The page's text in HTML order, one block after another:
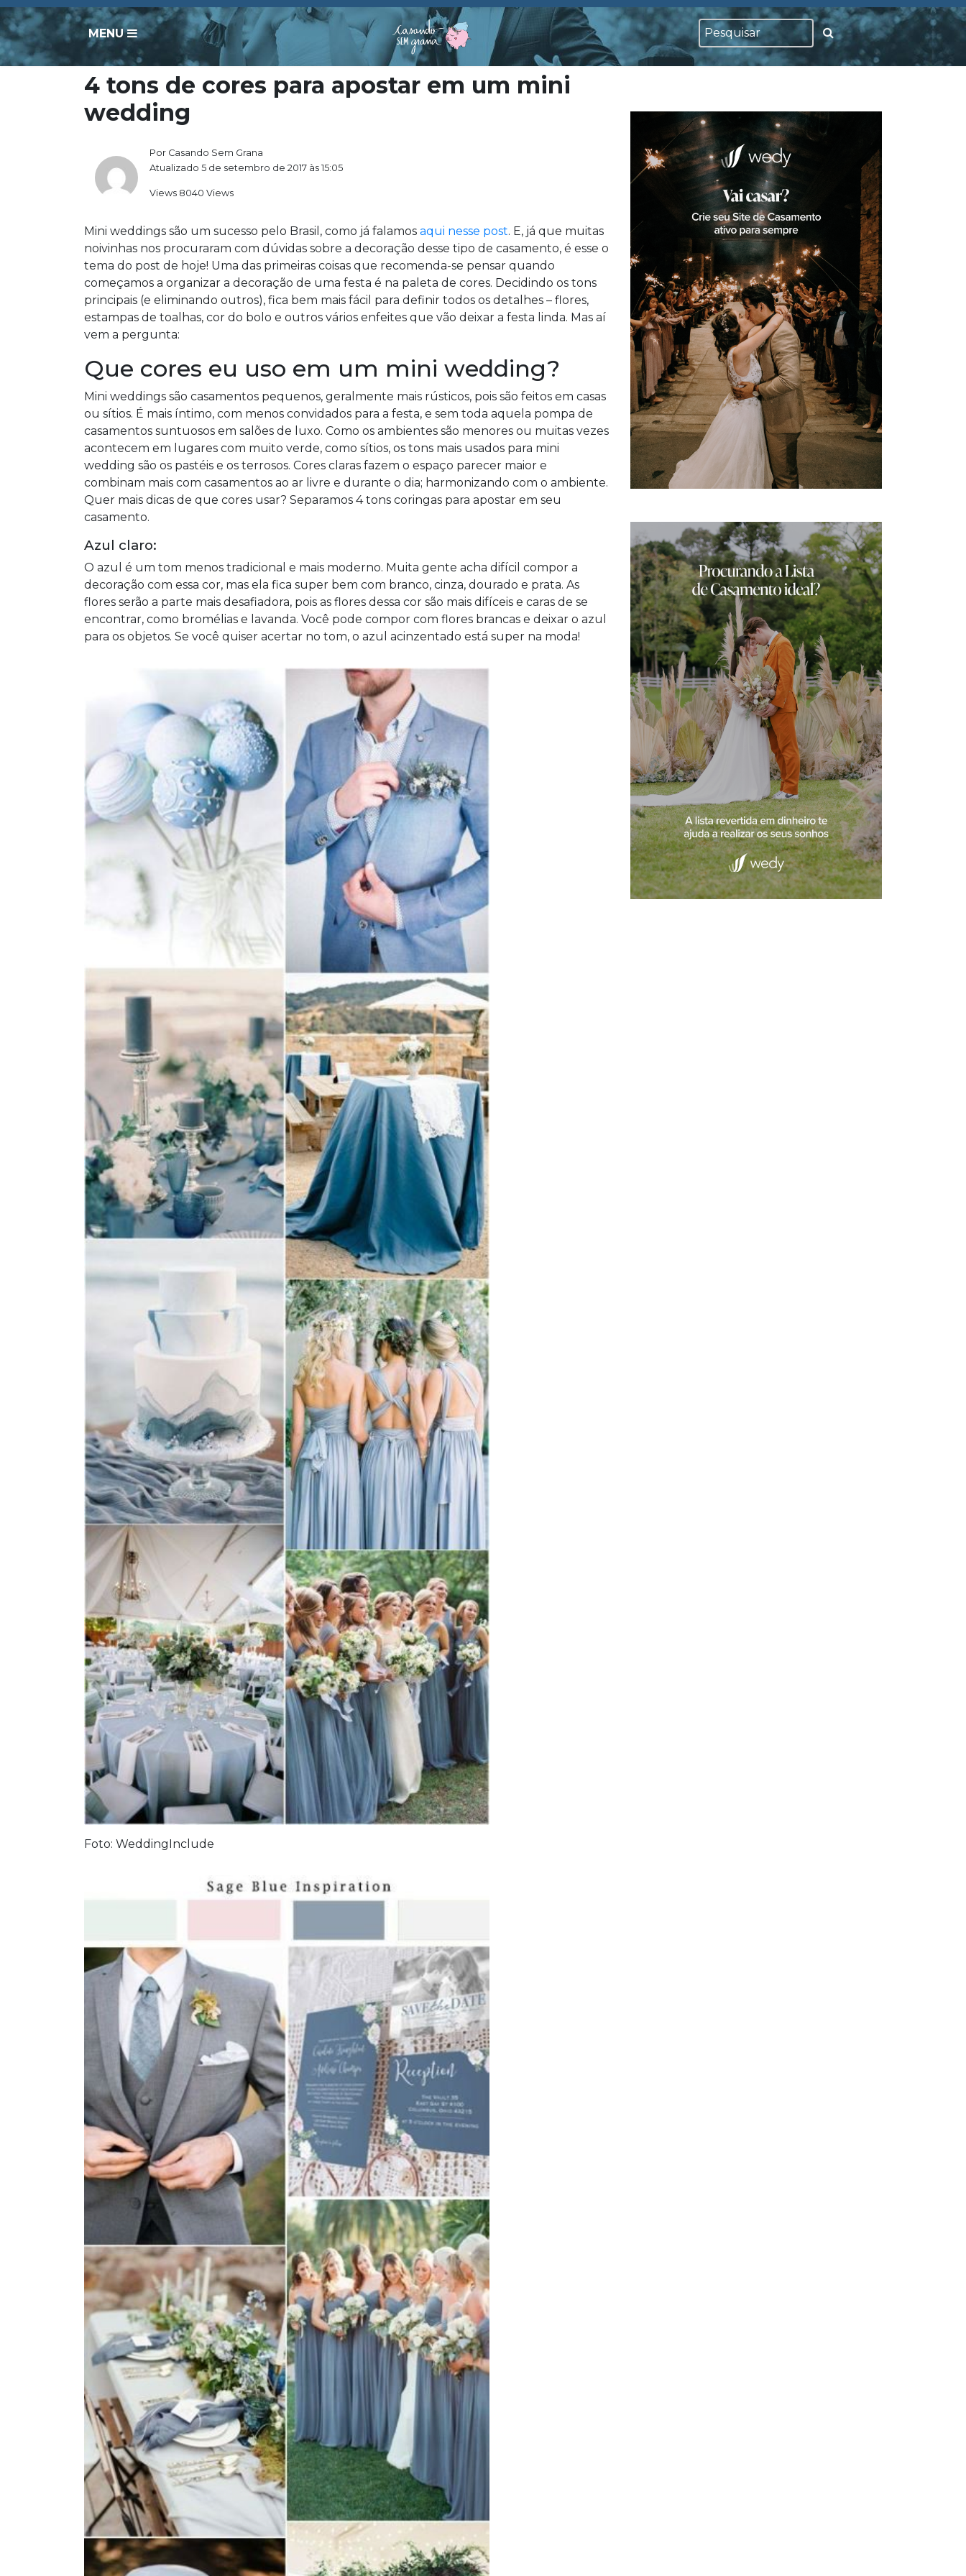
MENU
4 tons de cores para apostar em um mini
wedding
Por Casando Sem Grana
Atualizado 5 de setembro de 2017 às 15:05
Views 8040 Views
Mini weddings são um sucesso pelo Brasil, como já falamos aqui nesse post. E, já que muitas
noivinhas nos procuraram com dúvidas sobre a decoração desse tipo de casamento, é esse o
tema do post de hoje! Uma das primeiras coisas que recomenda-se pensar quando
começamos a organizar a decoração de uma festa é na paleta de cores. Decidindo os tons
principais (e eliminando outros), fica bem mais fácil para definir todos os detalhes – flores,
estampas de toalhas, cor do bolo e outros vários enfeites que vão deixar a festa linda. Mas aí
vem a pergunta:
Que cores eu uso em um mini wedding?
Mini weddings são casamentos pequenos, geralmente mais rústicos, pois são feitos em casas
ou sítios. É mais íntimo, com menos convidados para a festa, e sem toda aquela pompa de
casamentos suntuosos em salões de luxo. Como os ambientes são menores ou muitas vezes
acontecem em lugares com muito verde, como sítios, os tons mais usados para mini
wedding são os pastéis e os terrosos. Cores claras fazem o espaço parecer maior e
combinam mais com casamentos ao ar livre e durante o dia; harmonizando com o ambiente.
Quer mais dicas de que cores usar? Separamos 4 tons coringas para apostar em seu
casamento.
Azul claro:
O azul é um tom menos tradicional e mais moderno. Muita gente acha difícil compor a
decoração com essa cor, mas ela fica super bem com branco, cinza, dourado e prata. As
flores serão a parte mais desafiadora, pois as flores dessa cor são mais difíceis e caras de se
encontrar, como bromélias e lavanda. Você pode compor com flores brancas e deixar o azul
para os objetos. Se você quiser acertar no tom, o azul acinzentado está super na moda!
Foto: WeddingInclude